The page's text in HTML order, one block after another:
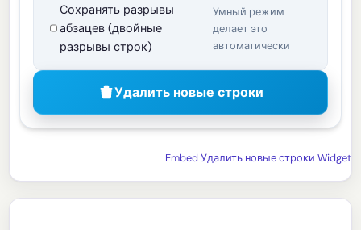
Сохранять разрывы
абзацев (двойные
разрывы строк)
Умный режим
делает это
автоматически
Удалить новые строки
Embed Удалить новые строки Widget